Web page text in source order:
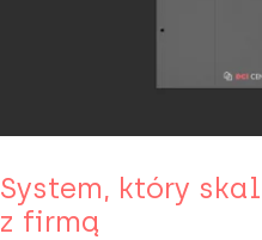
System, który
z firmą